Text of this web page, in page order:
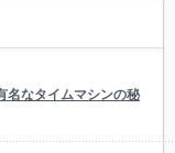
名なタイムマシンの秘